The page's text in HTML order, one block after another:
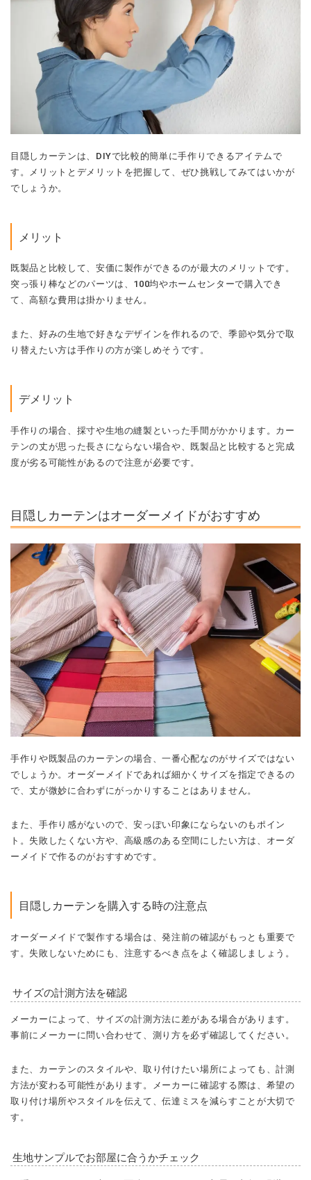
目隠しカーテンは、DIYで比較的簡単に手作りできるアイテムで
す。メリットとデメリットを把握して、ぜひ挑戦してみてはいかが
でしょうか。
メリット
既製品と比較して、安価に製作ができるのが最大のメリットです。
突っ張り棒などのパーツは、100均やホームセンターで購入でき
て、高額な費用は掛かりません。
また、好みの生地で好きなデザインを作れるので、季節や気分で取
り替えたい方は手作りの方が楽しめそうです。
デメリット
手作りの場合、採寸や生地の縫製といった手間がかかります。カー
テンの丈が思った長さにならない場合や、既製品と比較すると完成
度が劣る可能性があるので注意が必要です。
目隠しカーテンはオーダーメイドがおすすめ
手作りや既製品のカーテンの場合、一番心配なのがサイズではない
でしょうか。オーダーメイドであれば細かくサイズを指定できるの
で、丈が微妙に合わずにがっかりすることはありません。
また、手作り感がないので、安っぽい印象にならないのもポイン
ト。失敗したくない方や、高級感のある空間にしたい方は、オーダ
ーメイドで作るのがおすすめです。
目隠しカーテンを購入する時の注意点
オーダーメイドで製作する場合は、発注前の確認がもっとも重要で
す。失敗しないためにも、注意するべき点をよく確認しましょう。
サイズの計測方法を確認
メーカーによって、サイズの計測方法に差がある場合があります。
事前にメーカーに問い合わせて、測り方を必ず確認してください。
また、カーテンのスタイルや、取り付けたい場所によっても、計測
方法が変わる可能性があります。メーカーに確認する際は、希望の
取り付け場所やスタイルを伝えて、伝達ミスを減らすことが大切で
す。
生地サンプルでお部屋に合うかチェック